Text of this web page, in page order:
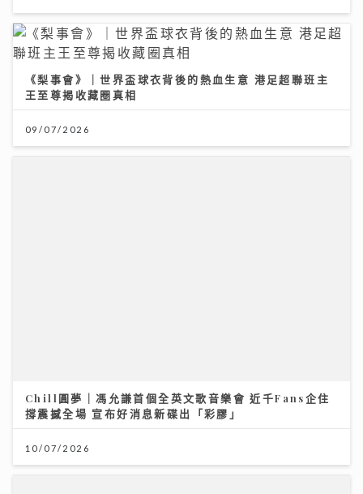
《梨事會》｜世界盃球衣背後的熱血生意 港足超聯班主
王至尊揭收藏圈真相
09/07/2026
Chill圓夢｜馮允謙首個全英文歌音樂會 近千Fans企住
撐震撼全場 宣布好消息新碟出「彩膠」
10/07/2026